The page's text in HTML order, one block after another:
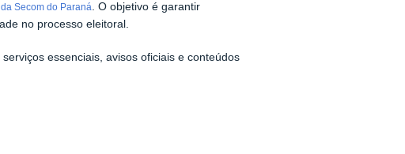
Secom do Paraná. O objetivo é garantir
no processo eleitoral.
essenciais, avisos oficiais e conteúdos